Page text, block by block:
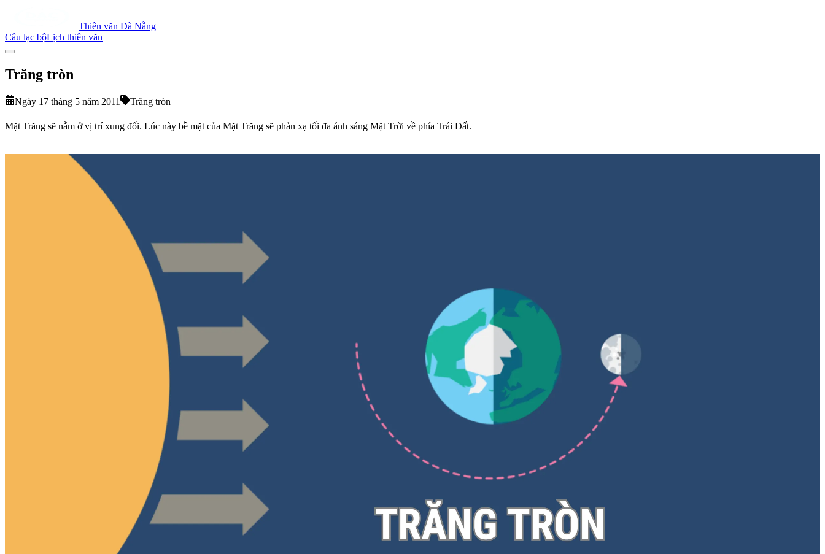
Thiên văn Đà Nẵng
Câu lạc bộLịch thiên văn
Trăng tròn
Ngày 17 tháng 5 năm 2011 Trăng tròn
Mặt Trăng sẽ nằm ở vị trí xung đối. Lúc này bề mặt của Mặt Trăng sẽ phản xạ tối đa ánh sáng Mặt Trời về phía Trái Đất.